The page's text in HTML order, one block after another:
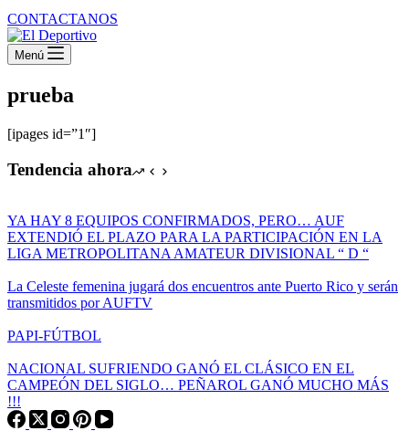
CONTACTANOS
Menú
prueba
[ipages id=”1″]
Tendencia ahora
YA HAY 8 EQUIPOS CONFIRMADOS, PERO… AUF
EXTENDIÓ EL PLAZO PARA LA PARTICIPACIÓN EN LA
LIGA METROPOLITANA AMATEUR DIVISIONAL “ D “
La Celeste femenina jugará dos encuentros ante Puerto Rico y serán
transmitidos por AUFTV
PAPI-FÚTBOL
NACIONAL SUFRIENDO GANÓ EL CLÁSICO EN EL
CAMPEÓN DEL SIGLO… PEÑAROL GANÓ MUCHO MÁS
!!!